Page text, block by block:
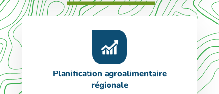
Planification agroalimentaire
régionale